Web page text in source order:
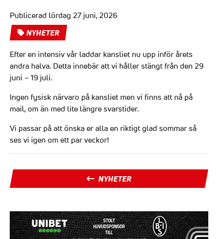
Publicerad lördag 27 juni, 2026
NYHETER
Efter en intensiv vår laddar kansliet nu upp inför årets
andra halva. Detta innebär att vi håller stängt från den 29
juni – 19 juli.
Ingen fysisk närvaro på kansliet men vi finns att nå på
mail, om än med lite längre svarstider.
Vi passar på att önska er alla en riktigt glad sommar så
ses vi igen om ett par veckor!
NYHETER